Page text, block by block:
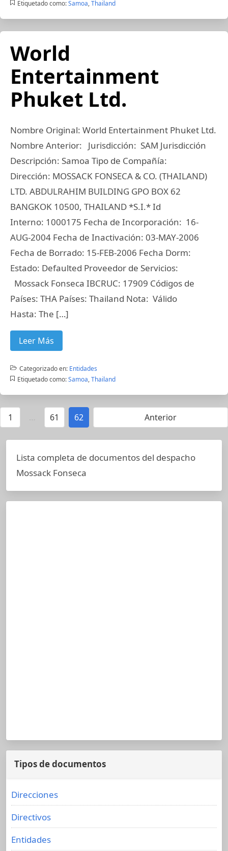
Etiquetado como: Samoa,Thailand
World
Entertainment
Phuket Ltd.
Nombre Original: World Entertainment Phuket Ltd.
Nombre Anterior: Jurisdicción: SAM Jurisdicción
Descripción: Samoa Tipo de Compañía:
Dirección: MOSSACK FONSECA & CO. (THAILAND)
LTD. ABDULRAHIM BUILDING GPO BOX 62
BANGKOK 10500, THAILAND *S.I.* Id
Interno: 1000175 Fecha de Incorporación: 16-
AUG-2004 Fecha de Inactivación: 03-MAY-2006
Fecha de Borrado: 15-FEB-2006 Fecha Dorm:
Estado: Defaulted Proveedor de Servicios:
Mossack Fonseca IBCRUC: 17909 Códigos de
Países: THA Países: Thailand Nota: Válido
Hasta: The […]
Leer Más
Categorizado en: Entidades
Etiquetado como: Samoa,Thailand
1 61 62 Anterior
Lista completa de documentos del despacho
Mossack Fonseca
Tipos de documentos
Direcciones
Directivos
Entidades